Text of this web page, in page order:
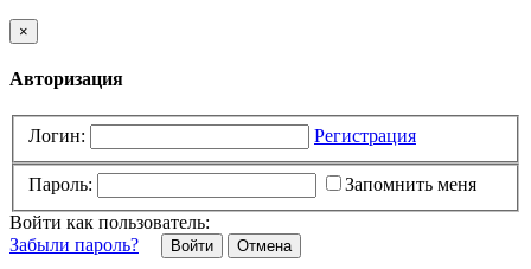
×
Авторизация
Логин: Регистрация
Пароль:
Запомнить меня
Войти как пользователь:
Забыли пароль?
Отмена